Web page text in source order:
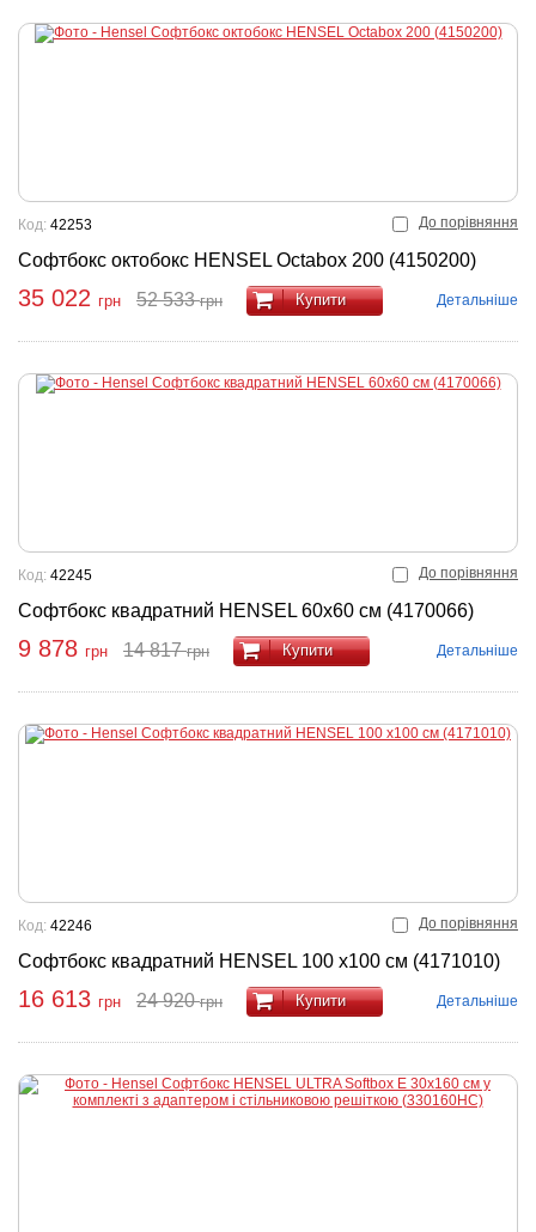
До порівняння
Софтбокс октобокс HENSEL Octabox 200 (4150200)
Код: 42253
35 022 грн 52 533грн Купити Детальніше
До порівняння
Софтбокс квадратний HENSEL 60x60 см (4170066)
Код: 42245
9 878 грн 14 817грн Купити Детальніше
До порівняння
Софтбокс квадратний HENSEL 100 x100 см (4171010)
Код: 42246
16 613 грн 24 920грн Купити Детальніше